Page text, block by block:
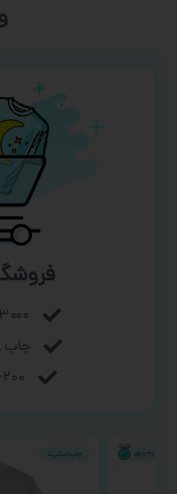
۳۰۰۰+ طرح آماده به چاپ
چاپ
۲۰۰+ موضوع و مناسبت